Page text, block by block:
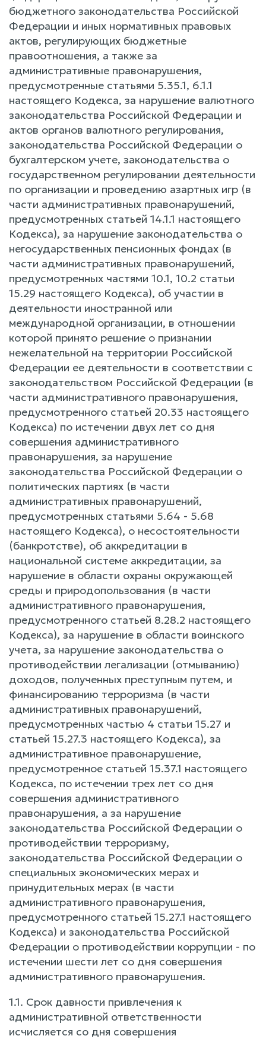
1.1. Срок давности привлечения к
административной ответственности
исчисляется со дня совершения